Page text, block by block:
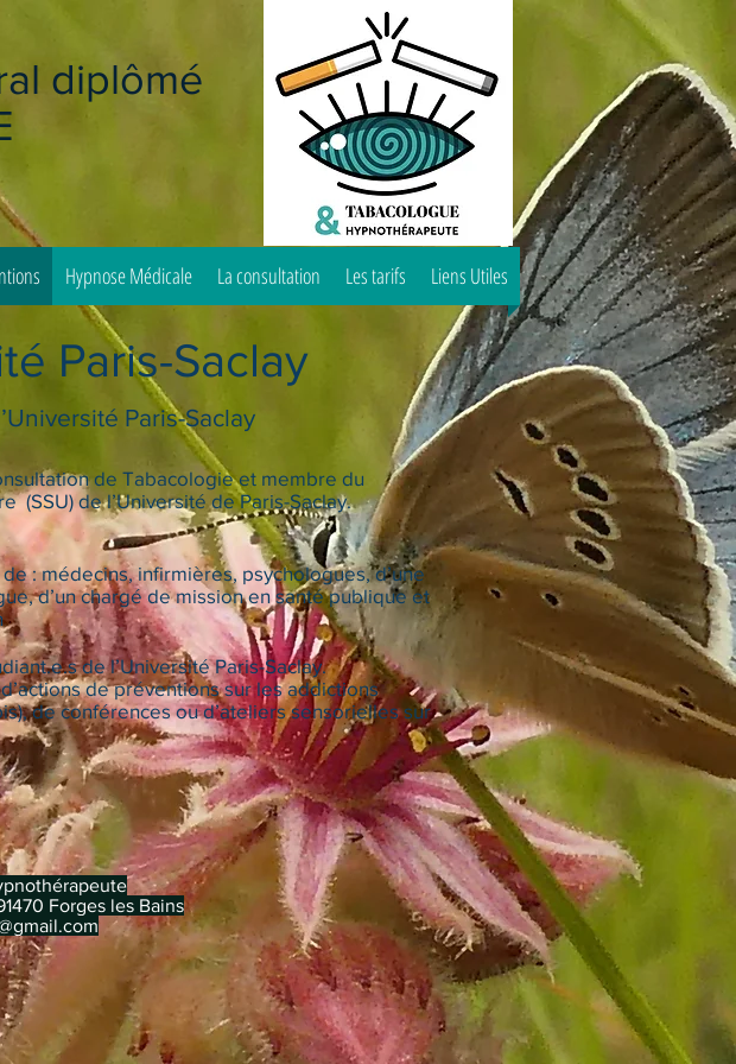
diplômé
Hypnose Médicale La consultation Les tarifs Liens Utiles
Paris-Saclay
Paris-Saclay
de Tabacologie et membre du
(SSU) de l’Université de Paris-Saclay.
: médecins, infirmières, psychologues, d’une
d’un chargé de mission en santé publique et
de l’Université Paris-Saclay.
de préventions sur les addictions
de conférences ou d’ateliers sensorielles sur
Forges les Bains